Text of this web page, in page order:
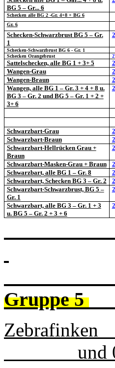
BG 5 – Gr... 6
Schecken alle BG 2 -Gr. 4+8 + BG 6
Gr. 6
Schecken-Schwarzbrust BG 5 – Gr.
1
Schecken-Schwarzbrust BG 6 - Gr. 1
Schecken Orangebrust
Sattelschecken, alle BG 1 + 3+ 5
Wangen-Grau
Wangen-Braun
Wangen, alle BG 1 – Gr. 3 + 4 + 8 u.
BG 3 – Gr. 2 und BG 5 – Gr. 1 + 2 +
3+ 6
Schwarzbart-Grau
Schwarzbart-Braun
Schwarzbart-Hellrücken Grau +
Braun
Schwarzbart-Masken-Grau + Braun
Schwarzbart, alle BG 1 – Gr. 8
Schwarzbart, Schecken BG 3 – Gr. 2
Schwarzbart-Schwarzbrust, BG 5 –
Gr. 1
Schwarzbart, alle BG 3 – Gr. 1 + 3
u. BG 5 – Gr. 2 + 3 + 6
Gruppe 5
und 0,1